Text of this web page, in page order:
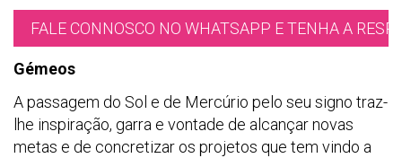
FALE CONNOSCO NO WHATSAPP E TENHA A
Gémeos
A passagem do Sol e de Mercúrio pelo seu signo traz-
lhe inspiração, garra e vontade de alcançar novas
metas e de concretizar os projetos que tem vindo a